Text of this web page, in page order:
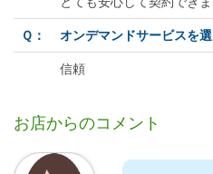
Ｑ： オンデマンドサービスを
信頼
お店からのコメント